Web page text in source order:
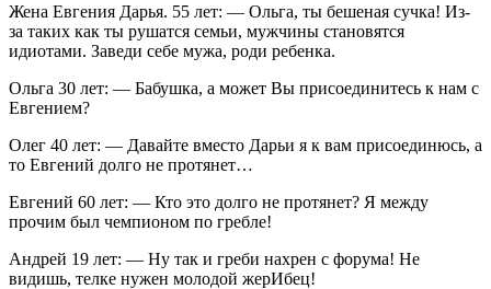
Жена Евгения Дарья. 55 лет: — Ольга, ты бешеная сучка! Из-
за таких как ты рушатся семьи, мужчины становятся
идиотами. Заведи себе мужа, роди ребенка.
Ольга 30 лет: — Бабушка, а может Вы присоединитесь к нам с
Евгением?
Олег 40 лет: — Давайте вместо Дарьи я к вам присоединюсь, а
то Евгений долго не протянет…
Евгений 60 лет: — Кто это долго не протянет? Я между
прочим был чемпионом по гребле!
Андрей 19 лет: — Ну так и греби нахрен с форума! Не
видишь, телке нужен молодой жерИбец!